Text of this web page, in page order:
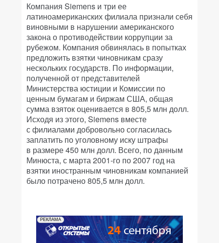
Компания Siemens и три ее
латиноамериканских филиала признали себя
виновными в нарушении американского
закона о противодействии коррупции за
рубежом. Компания обвинялась в попытках
предложить взятки чиновникам сразу
нескольких государств. По информации,
полученной от представителей
Министерства юстиции и Комиссии по
ценным бумагам и биржам США, общая
сумма взяток оценивается в 805,5 млн долл.
Исходя из этого, Siemens вместе
с филиалами добровольно согласилась
заплатить по уголовному иску штрафы
в размере 450 млн долл. Всего, по данным
Минюста, с марта 2001-го по 2007 год на
взятки иностранным чиновникам компанией
было потрачено 805,5 млн долл.
РЕКЛАМА